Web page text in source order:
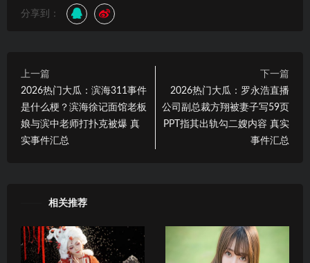
分享到：
上一篇
2026热门大瓜：滨海311事件
是什么梗？滨海徐记面馆老板
娘与滨中老师打扑克被爆 真
实事件汇总
下一篇
2026热门大瓜：罗永浩直播
公司副总裁方翔被妻子写59页
PPT指其出轨勾二嫂内容 真实
事件汇总
相关推荐